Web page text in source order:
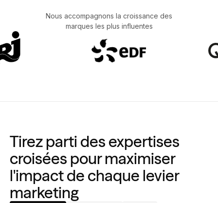
Nous accompagnons la croissance des
marques les plus influentes
Tirez parti des expertises
croisées pour maximiser
l'impact de chaque levier
marketing